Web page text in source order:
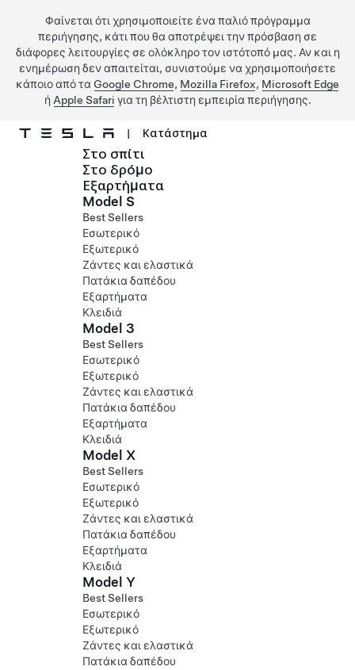
Φαίνεται ότι χρησιμοποιείτε ένα παλιό πρόγραμμα
περιήγησης, κάτι που θα αποτρέψει την πρόσβαση σε
διάφορες λειτουργίες σε ολόκληρο τον ιστότοπό μας. Αν και η
ενημέρωση δεν απαιτείται, συνιστούμε να χρησιμοποιήσετε
κάποιο από τα Google Chrome, Mozilla Firefox, Microsoft Edge
ή Apple Safari για τη βέλτιστη εμπειρία περιήγησης.
Μετάβαση στο κύριο περιεχόμενο
| Κατάστημα
Στο σπίτι
Στο δρόμο
Εξαρτήματα
Model S
Best Sellers
Εσωτερικό
Εξωτερικό
Ζάντες και ελαστικά
Πατάκια δαπέδου
Εξαρτήματα
Κλειδιά
Model 3
Best Sellers
Εσωτερικό
Εξωτερικό
Ζάντες και ελαστικά
Πατάκια δαπέδου
Εξαρτήματα
Κλειδιά
Model X
Best Sellers
Εσωτερικό
Εξωτερικό
Ζάντες και ελαστικά
Πατάκια δαπέδου
Εξαρτήματα
Κλειδιά
Model Y
Best Sellers
Εσωτερικό
Εξωτερικό
Ζάντες και ελαστικά
Πατάκια δαπέδου